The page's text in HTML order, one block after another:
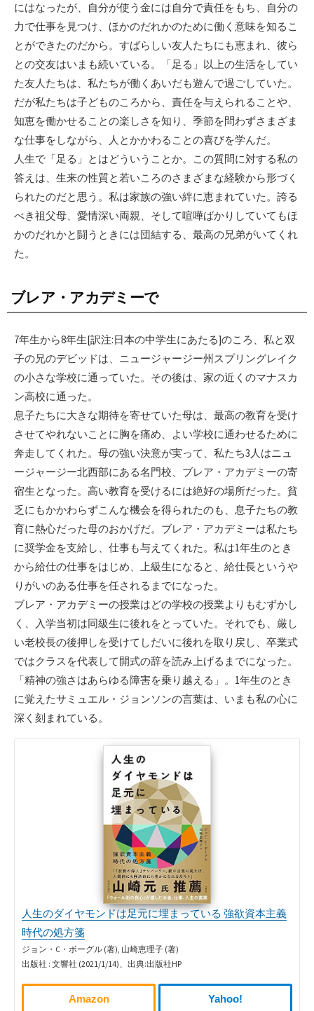
にはなったが、自分が使う金には自分で責任をもち、自分の
力で仕事を見つけ、ほかのだれかのために働く意味を知るこ
とができたのだから。すばらしい友人たちにも恵まれ、彼ら
との交友はいまも続いている。「足る」以上の生活をしてい
た友人たちは、私たちが働くあいだも遊んで過ごしていた。
だが私たちは子どものころから、責任を与えられることや、
知恵を働かせることの楽しさを知り、季節を問わずさまざま
な仕事をしながら、人とかかわることの喜びを学んだ。
人生で「足る」とはどういうことか。この質問に対する私の
答えは、生来の性質と若いころのさまざまな経験から形づく
られたのだと思う。私は家族の強い絆に恵まれていた。誇る
べき祖父母、愛情深い両親、そして喧嘩ばかりしていてもほ
かのだれかと闘うときには団結する、最高の兄弟がいてくれ
た。
ブレア・アカデミーで
7年生から8年生[訳注:日本の中学生にあたる]のころ、私と双
子の兄のデビッドは、ニュージャージー州スプリングレイク
の小さな学校に通っていた。その後は、家の近くのマナスカ
ン高校に通った。
息子たちに大きな期待を寄せていた母は、最高の教育を受け
させてやれないことに胸を痛め、よい学校に通わせるために
奔走してくれた。母の強い決意が実って、私たち3人はニュ
ージャージー北西部にある名門校、ブレア・アカデミーの寄
宿生となった。高い教育を受けるには絶好の場所だった。貧
乏にもかかわらずこんな機会を得られたのも、息子たちの教
育に熱心だった母のおかげだ。ブレア・アカデミーは私たち
に奨学金を支給し、仕事も与えてくれた。私は1年生のとき
から給仕の仕事をはじめ、上級生になると、給仕長というや
りがいのある仕事を任されるまでになった。
ブレア・アカデミーの授業はどの学校の授業よりもむずかし
く、入学当初は同級生に後れをとっていた。それでも、厳し
い老校長の後押しを受けてしだいに後れを取り戻し、卒業式
ではクラスを代表して開式の辞を読み上げるまでになった。
「精神の強さはあらゆる障害を乗り越える」。1年生のとき
に覚えたサミュエル・ジョンソンの言葉は、いまも私の心に
深く刻まれている。
人生のダイヤモンドは足元に埋まっている 強欲資本主義
時代の処方箋
ジョン・C・ボーグル (著), 山崎恵理子 (著)
出版社 : 文響社 (2021/1/14)、出典:出版社HP
Amazon Yahoo!